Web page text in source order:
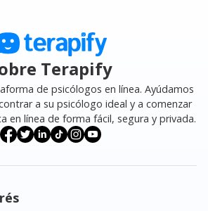
Terapify
de psicólogos en línea. Ayúdamos
a su psicólogo ideal y a comenzar
en línea de forma fácil, segura y privada.